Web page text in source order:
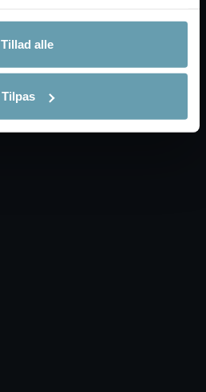
Tillad alle
Tilpas